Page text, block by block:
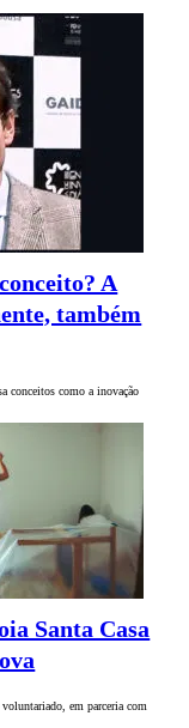
A
também
conceitos como a inovação
Santa Casa
em parceria com